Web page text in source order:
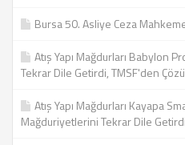
Bursa 50. Asliye Ceza
Atış Yapı Mağdurları Babylon
Tekrar Dile Getirdi, TMSF'den
Atış Yapı Mağdurları Kayapa
Mağduriyetlerini Tekrar Dile